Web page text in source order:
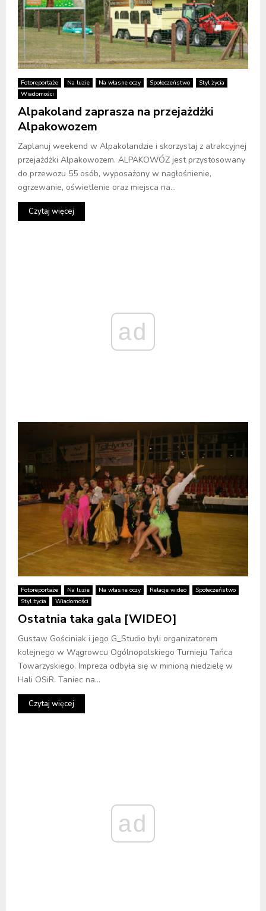
Fotoreportaże Na luzie Na własne oczy Społeczeństwo
Styl życia
Wiadomości
Alpakoland zaprasza na przejażdżki
Alpakowozem
Zaplanuj weekend w Alpakolandzie i skorzystaj z atrakcyjnej
przejażdżki Alpakowozem. ALPAKOWÓZ jest przystosowany
do przewozu 55 osób, wyposażony w nagłośnienie,
ogrzewanie, oświetlenie oraz miejsca na...
Czytaj więcej
ad
Fotoreportaże Na luzie Na własne oczy Relacje wideo
Społeczeństwo
Styl życia
Wiadomości
Ostatnia taka gala [WIDEO]
Gustaw Gościniak i jego G_Studio byli organizatorem
kolejnego w Wągrowcu Ogólnopolskiego Turnieju Tańca
Towarzyskiego. Impreza odbyła się w minioną niedzielę w
Hali OSiR. Taniec na...
Czytaj więcej
ad